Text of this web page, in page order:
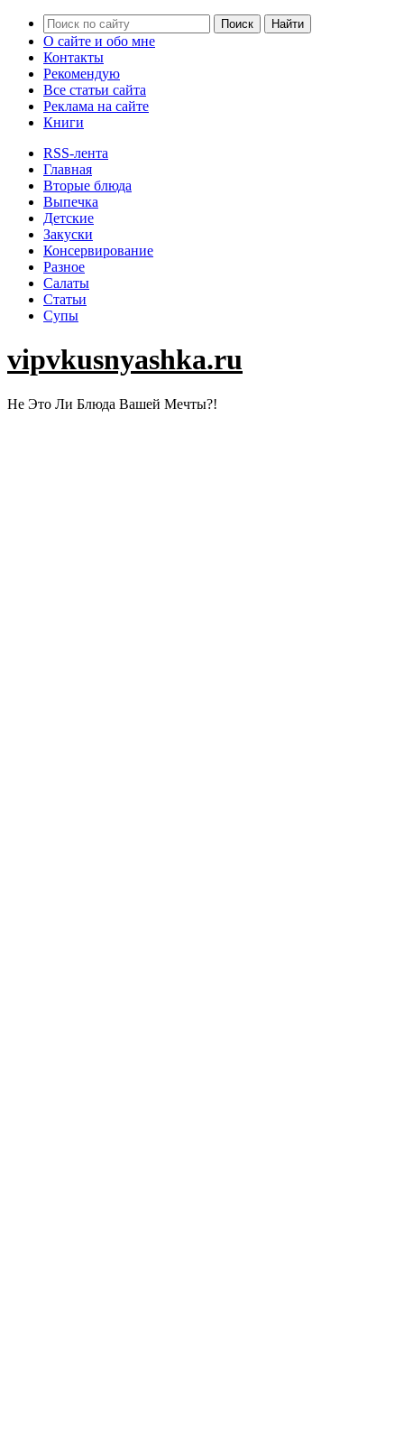
О сайте и обо мне
Контакты
Рекомендую
Все статьи сайта
Реклама на сайте
Книги
RSS-лента
Главная
Вторые блюда
Выпечка
Детские
Закуски
Консервирование
Разное
Салаты
Статьи
Супы
vipvkusnyashka.ru
Не Это Ли Блюда Вашей Мечты?!